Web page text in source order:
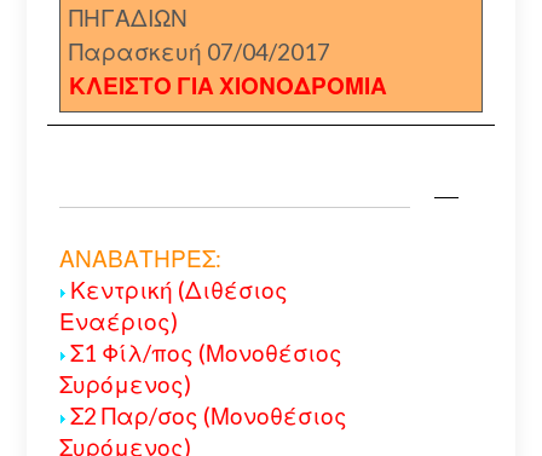
ΠΗΓΑΔΙΩΝ
Παρασκευή 07/04/2017
ΚΛΕΙΣΤΟ ΓΙΑ ΧΙΟΝΟΔΡΟΜΙΑ
ΑΝΑΒΑΤΗΡΕΣ:
Κεντρική (Διθέσιος
Εναέριος)
Σ1 Φίλ/πος (Μονοθέσιος
Συρόμενος)
Σ2 Παρ/σος (Μονοθέσιος
Συρόμενος)